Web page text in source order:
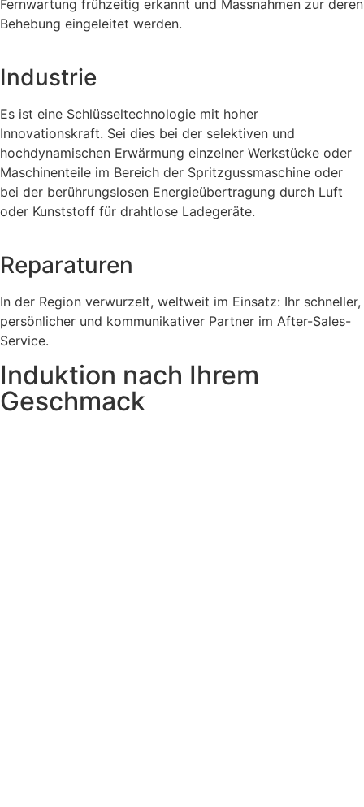
Fernwartung frühzeitig erkannt und Massnahmen zur deren
Behebung eingeleitet werden.
Industrie
Es ist eine Schlüsseltechnologie mit hoher
Innovationskraft. Sei dies bei der selektiven und
hochdynamischen Erwärmung einzelner Werkstücke oder
Maschinenteile im Bereich der Spritzgussmaschine oder
bei der berührungslosen Energieübertragung durch Luft
oder Kunststoff für drahtlose Ladegeräte.
Reparaturen
In der Region verwurzelt, weltweit im Einsatz: Ihr schneller,
persönlicher und kommunikativer Partner im After-Sales-
Service.
Induktion nach Ihrem
Geschmack